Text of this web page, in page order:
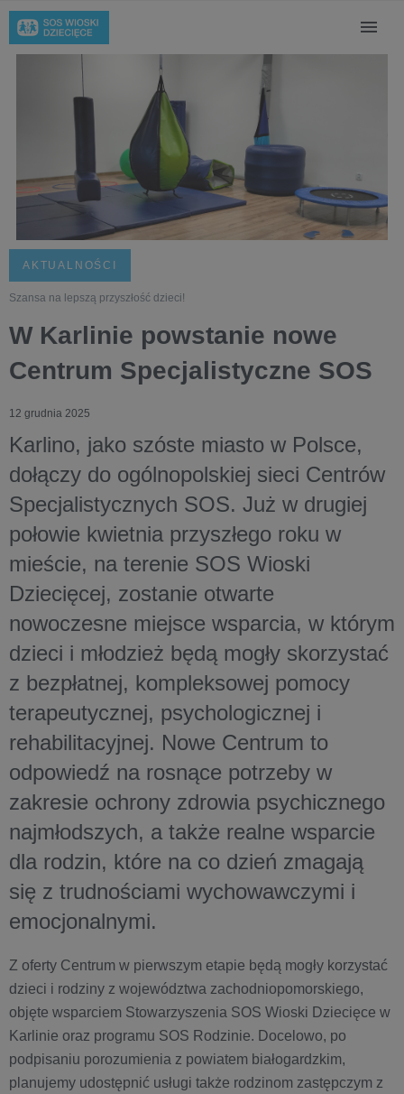
AKTUALNOŚCI
Szansa na lepszą przyszłość dzieci!
W Karlinie powstanie nowe
Centrum Specjalistyczne SOS
12 grudnia 2025
Karlino, jako szóste miasto w Polsce,
dołączy do ogólnopolskiej sieci Centrów
Specjalistycznych SOS. Już w drugiej
połowie kwietnia przyszłego roku w
mieście, na terenie SOS Wioski
Dziecięcej, zostanie otwarte
nowoczesne miejsce wsparcia, w którym
dzieci i młodzież będą mogły skorzystać
z bezpłatnej, kompleksowej pomocy
terapeutycznej, psychologicznej i
rehabilitacyjnej. Nowe Centrum to
odpowiedź na rosnące potrzeby w
zakresie ochrony zdrowia psychicznego
najmłodszych, a także realne wsparcie
dla rodzin, które na co dzień zmagają
się z trudnościami wychowawczymi i
emocjonalnymi.
Z oferty Centrum w pierwszym etapie będą mogły korzystać
dzieci i rodziny z województwa zachodniopomorskiego,
objęte wsparciem Stowarzyszenia SOS Wioski Dziecięce w
Karlinie oraz programu SOS Rodzinie. Docelowo, po
podpisaniu porozumienia z powiatem białogardzkim,
planujemy udostępnić usługi także rodzinom zastępczym z